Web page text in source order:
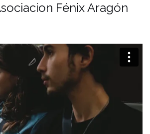
Fénix Aragón